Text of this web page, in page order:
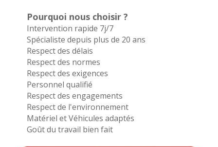
Pourquoi nous choisir ?
Intervention rapide 7j/7
Spécialiste depuis plus de 20 ans
Respect des délais
Respect des normes
Respect des exigences
Personnel qualifié
Respect des engagements
Respect de l'environnement
Matériel et Véhicules adaptés
Goût du travail bien fait